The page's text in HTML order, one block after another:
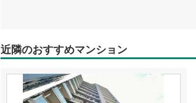
近隣のおすすめマンション